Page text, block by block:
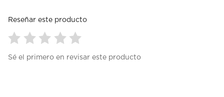
Reseñar este producto
paraparaparaparapara
Sé el primero en revisar este producto